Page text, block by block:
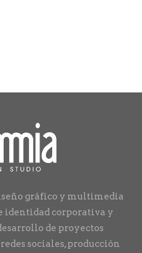
gráfico y multimedia
identidad corporativa y
de proyectos
sociales, producción